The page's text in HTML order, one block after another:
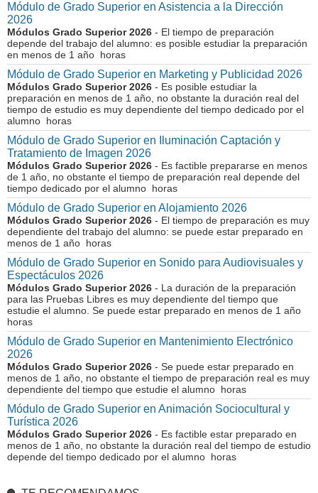
Módulo de Grado Superior en Asistencia a la Dirección
2026
Módulos Grado Superior 2026 - El tiempo de preparación
depende del trabajo del alumno: es posible estudiar la preparación
en menos de 1 año horas
Módulo de Grado Superior en Marketing y Publicidad 2026
Módulos Grado Superior 2026 - Es posible estudiar la
preparación en menos de 1 año, no obstante la duración real del
tiempo de estudio es muy dependiente del tiempo dedicado por el
alumno horas
Módulo de Grado Superior en Iluminación Captación y
Tratamiento de Imagen 2026
Módulos Grado Superior 2026 - Es factible prepararse en menos
de 1 año, no obstante el tiempo de preparación real depende del
tiempo dedicado por el alumno horas
Módulo de Grado Superior en Alojamiento 2026
Módulos Grado Superior 2026 - El tiempo de preparación es muy
dependiente del trabajo del alumno: se puede estar preparado en
menos de 1 año horas
Módulo de Grado Superior en Sonido para Audiovisuales y
Espectáculos 2026
Módulos Grado Superior 2026 - La duración de la preparación
para las Pruebas Libres es muy dependiente del tiempo que
estudie el alumno. Se puede estar preparado en menos de 1 año
horas
Módulo de Grado Superior en Mantenimiento Electrónico
2026
Módulos Grado Superior 2026 - Se puede estar preparado en
menos de 1 año, no obstante el tiempo de preparación real es muy
dependiente del tiempo que estudie el alumno horas
Módulo de Grado Superior en Animación Sociocultural y
Turística 2026
Módulos Grado Superior 2026 - Es factible estar preparado en
menos de 1 año, no obstante la duración real del tiempo de estudio
depende del tiempo dedicado por el alumno horas